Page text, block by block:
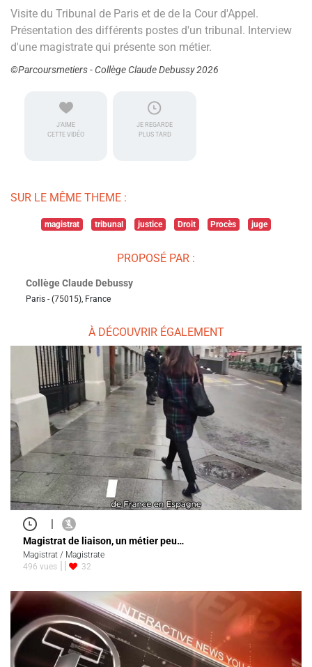
Visite du Tribunal de Paris et de de la Cour d'Appel.
Présentation des différents postes d'un tribunal. Interview
d'une magistrate qui présente son métier.
©Parcoursmetiers - Collège Claude Debussy 2026
J'AIME
CETTE VIDÉO
JE REGARDE
PLUS TARD
SUR LE MÊME THEME :
magistrat tribunal justice Droit Procès juge
PROPOSÉ PAR :
Collège Claude Debussy
Paris - (75015), France
À DÉCOUVRIR ÉGALEMENT
|
Magistrat de liaison, un métier peu…
Magistrat / Magistrate
496 vues
32